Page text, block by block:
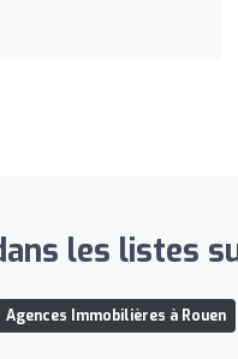
les listes
Agences Immobilières à Rouen